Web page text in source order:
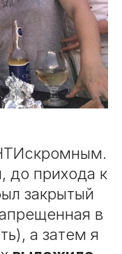
до прихода к
закрытый
в
а затем я